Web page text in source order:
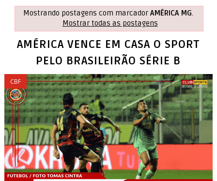
Mostrando postagens com marcadorAMÉRICA MG.
Mostrar todas as postagens
AMÉRICA VENCE EM CASA O SPORT
PELO BRASILEIRÃO SÉRIE B
CBF